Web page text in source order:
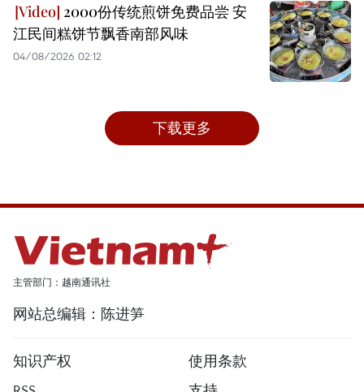
2000份传统煎饼免费品尝 安
江民间糕饼节飘香南部风味
04/08/2026 02:12
下载更多
主管部门：越南通讯社
网站总编辑：陈进笋
知识产权
使用条款